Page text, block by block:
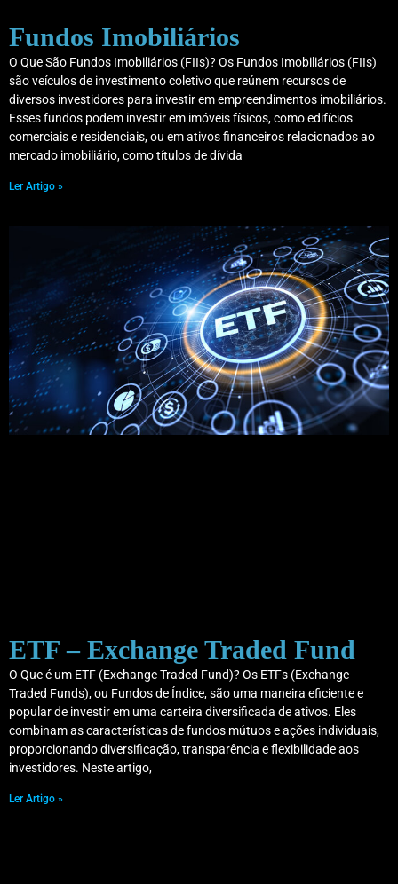
Fundos Imobiliários
O Que São Fundos Imobiliários (FIIs)? Os Fundos Imobiliários (FIIs)
são veículos de investimento coletivo que reúnem recursos de
diversos investidores para investir em empreendimentos imobiliários.
Esses fundos podem investir em imóveis físicos, como edifícios
comerciais e residenciais, ou em ativos financeiros relacionados ao
mercado imobiliário, como títulos de dívida
Ler Artigo »
ETF – Exchange Traded Fund
O Que é um ETF (Exchange Traded Fund)? Os ETFs (Exchange
Traded Funds), ou Fundos de Índice, são uma maneira eficiente e
popular de investir em uma carteira diversificada de ativos. Eles
combinam as características de fundos mútuos e ações individuais,
proporcionando diversificação, transparência e flexibilidade aos
investidores. Neste artigo,
Ler Artigo »